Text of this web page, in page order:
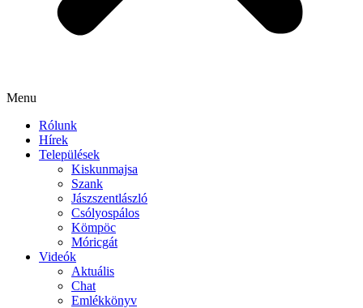
Menu
Rólunk
Hírek
Települések
Kiskunmajsa
Szank
Jászszentlászló
Csólyospálos
Kömpöc
Móricgát
Videók
Aktuális
Chat
Emlékkönyv